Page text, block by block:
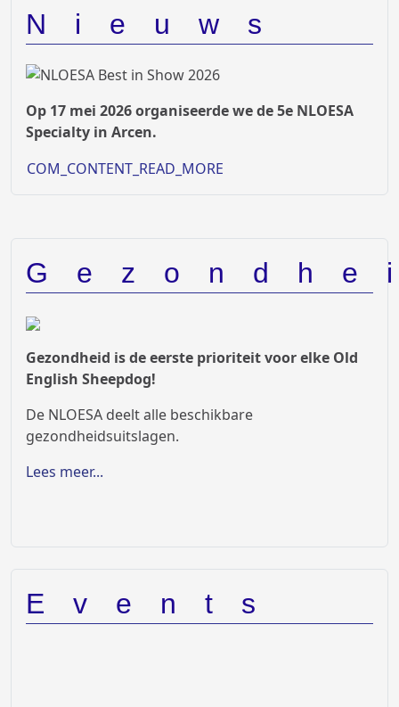
Nieuws
Op 17 mei 2026 organiseerde we de 5e NLOESA
Specialty in Arcen.
COM_CONTENT_READ_MORE
Gezondheid is de eerste prioriteit voor elke Old
English Sheepdog!
De NLOESA deelt alle beschikbare
gezondheidsuitslagen.
Lees meer...
Events